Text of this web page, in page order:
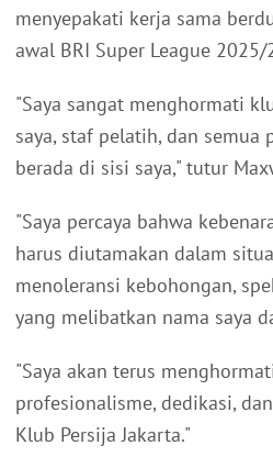
menyepakati kerja sama
awal BRI Super League 2025/
"Saya sangat menghormati
saya, staf pelatih, dan semua
berada di sisi saya," tutur
"Saya percaya bahwa
harus diutamakan dalam
menoleransi kebohongan,
yang melibatkan nama saya
"Saya akan terus
profesionalisme, dedikasi,
Klub Persija Jakarta."